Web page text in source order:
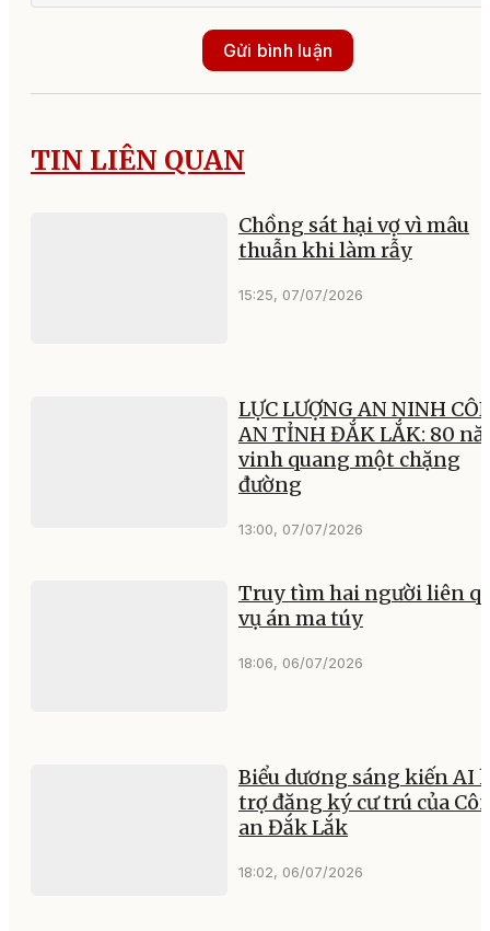
Gửi bình luận
TIN LIÊN QUAN
Chồng sát hại vợ vì mâu
thuẫn khi làm rẫy
15:25, 07/07/2026
LỰC LƯỢNG AN NINH
AN TỈNH ĐẮK LẮK: 80
vinh quang một chặng
đường
13:00, 07/07/2026
Truy tìm hai người liên
vụ án ma túy
18:06, 06/07/2026
Biểu dương sáng kiến AI
trợ đăng ký cư trú của
an Đắk Lắk
18:02, 06/07/2026